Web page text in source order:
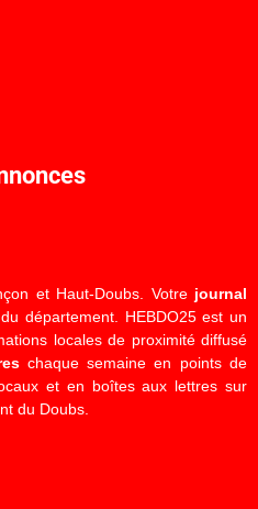
et Haut-Doubs. Votre journal
département. HEBDO25 est un
locales de proximité diffusé
chaque semaine en points de
et en boîtes aux lettres sur
du Doubs.